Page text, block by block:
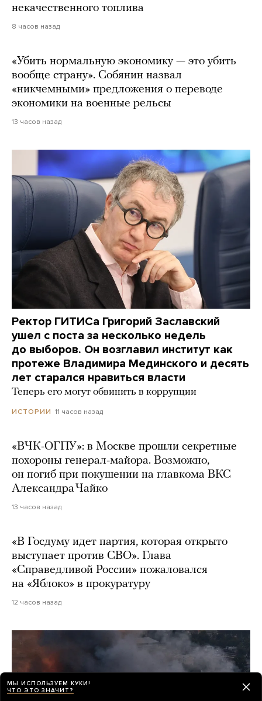
некачественного топлива
8 часов назад
«Убить нормальную экономику — это убить
вообще страну». Собянин назвал
«никчемными» предложения о переводе
экономики на военные рельсы
13 часов назад
Ректор ГИТИСа Григорий Заславский
ушел с поста за несколько недель
до выборов. Он возглавил институт как
протеже Владимира Мединского и десять
лет старался нравиться власти
Теперь его могут обвинить в коррупции
ИСТОРИИ 11 часов назад
«ВЧК-ОГПУ»: в Москве прошли секретные
похороны генерал-майора. Возможно,
он погиб при покушении на главкома ВКС
Александра Чайко
13 часов назад
«В Госдуму идет партия, которая открыто
выступает против СВО». Глава
«Справедливой России» пожаловался
на «Яблоко» в прокуратуру
12 часов назад
МЫ ИСПОЛЬЗУЕМ КУКИ!
ЧТО ЭТО ЗНАЧИТ?